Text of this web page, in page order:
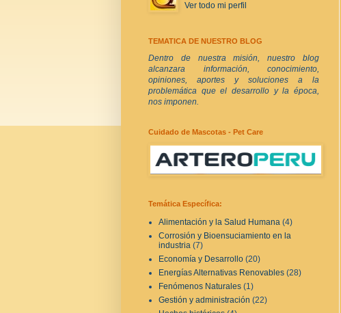
Ver todo mi perfil
TEMATICA DE NUESTRO BLOG
Dentro de nuestra misión, nuestro blog
alcanzara información, conocimiento,
opiniones, aportes y soluciones a la
problemática que el desarrollo y la época,
nos imponen.
Cuidado de Mascotas - Pet Care
Temática Específica:
Alimentación y la Salud Humana (4)
Corrosión y Bioensuciamiento en la
industria (7)
Economía y Desarrollo (20)
Energías Alternativas Renovables (28)
Fenómenos Naturales (1)
Gestión y administración (22)